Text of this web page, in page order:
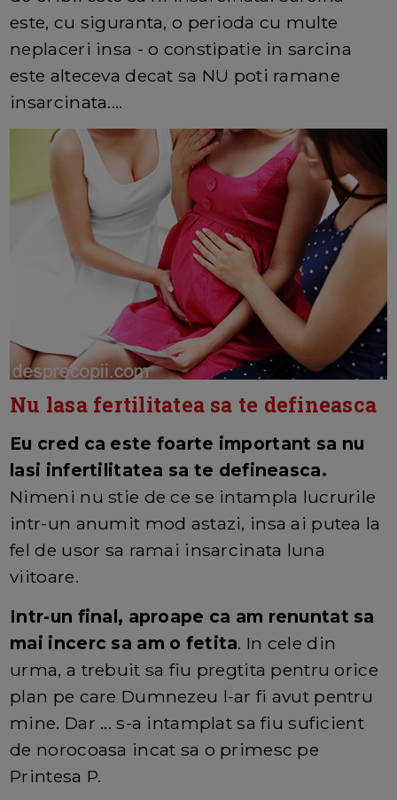
este, cu siguranta, o perioda cu multe
neplaceri insa - o constipatie in sarcina
este alteceva decat sa NU poti ramane
insarcinata....
Nu lasa fertilitatea sa te defineasca
Eu cred ca este foarte important sa nu
lasi infertilitatea sa te defineasca.
Nimeni nu stie de ce se intampla lucrurile
intr-un anumit mod astazi, insa ai putea la
fel de usor sa ramai insarcinata luna
viitoare.
Intr-un final, aproape ca am renuntat sa
mai incerc sa am o fetita. In cele din
urma, a trebuit sa fiu pregtita pentru orice
plan pe care Dumnezeu l-ar fi avut pentru
mine. Dar ... s-a intamplat sa fiu suficient
de norocoasa incat sa o primesc pe
Printesa P.